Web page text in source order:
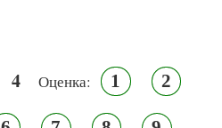
4 Оценка: 1 2